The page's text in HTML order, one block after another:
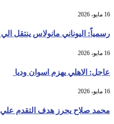
16 مايو، 2026
رسمياً: اليوناني مانولاس ينتقل
16 مايو، 2026
عاجل: الاهلي يهزم اسوان وديا
16 مايو، 2026
محمد صلاح يحرز هدف التقدم علي